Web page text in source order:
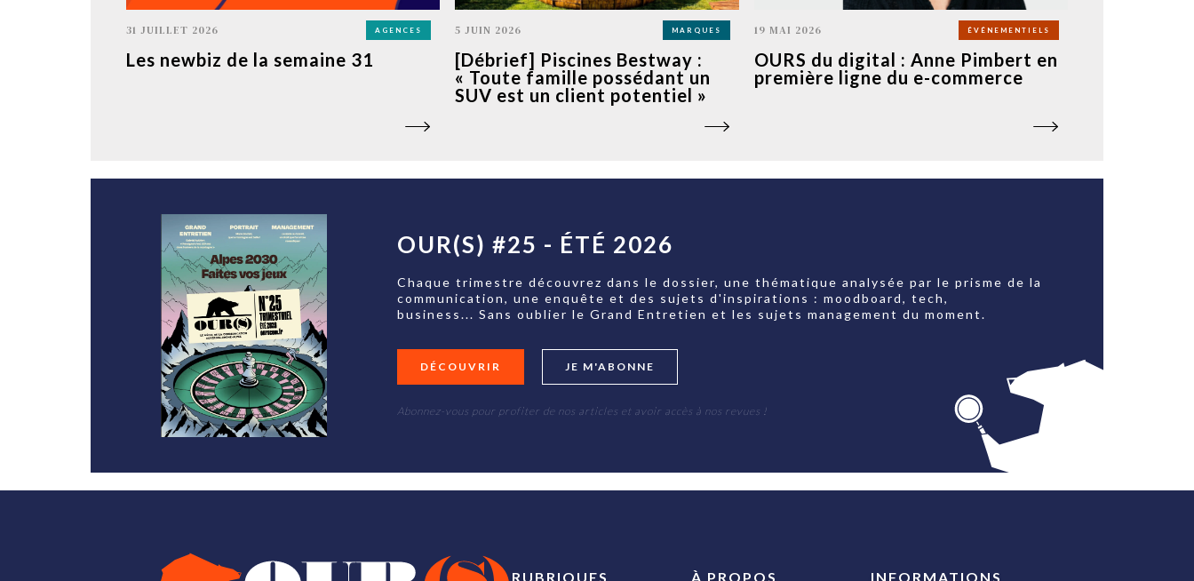
31 JUILLET 2026 AGENCES
Les newbiz de la semaine 31
5 JUIN 2026 MARQUES
[Débrief] Piscines Bestway :
« Toute famille possédant un
SUV est un client potentiel »
19 MAI 2026 ÉVÉNEMENTIELS
OURS du digital : Anne Pimbert en
première ligne du e-commerce
OUR(S) #25 - ÉTÉ 2026
Chaque trimestre découvrez dans le dossier, une thématique analysée par le prisme de la
communication, une enquête et des sujets d'inspirations : moodboard, tech,
business... Sans oublier le Grand Entretien et les sujets management du moment.
DÉCOUVRIR JE M'ABONNE
Abonnez-vous pour profiter de nos articles et avoir accès à nos revues !
RUBRIQUES À PROPOS INFORMATIONS